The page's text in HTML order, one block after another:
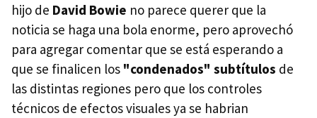
hijo de David Bowie no parece querer que la
noticia se haga una bola enorme, pero aprovechó
para agregar comentar que se está esperando a
que se finalicen los "condenados" subtítulos de
las distintas regiones pero que los controles
técnicos de efectos visuales ya se habrian